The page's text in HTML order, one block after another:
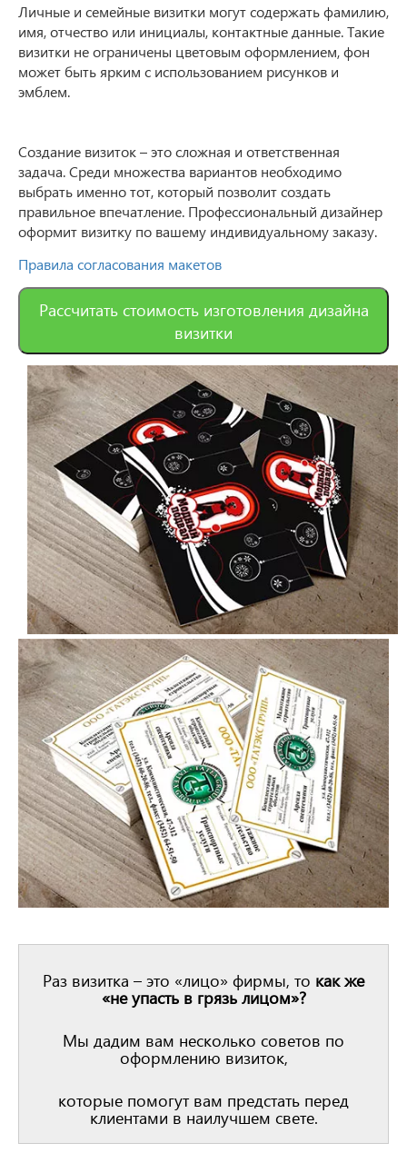
Личные и семейные визитки могут содержать фамилию,
имя, отчество или инициалы, контактные данные. Такие
визитки не ограничены цветовым оформлением, фон
может быть ярким с использованием рисунков и
эмблем.
Создание визиток – это сложная и ответственная
задача. Среди множества вариантов необходимо
выбрать именно тот, который позволит создать
правильное впечатление. Профессиональный дизайнер
оформит визитку по вашему индивидуальному заказу.
Правила согласования макетов
Рассчитать стоимость изготовления дизайна
визитки
Раз визитка – это «лицо» фирмы, то как же
«не упасть в грязь лицом»?
Мы дадим вам несколько советов по
оформлению визиток,
которые помогут вам предстать перед
клиентами в наилучшем свете.